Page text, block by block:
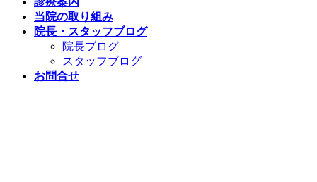
当院の取り組み
院長・スタッフブログ
院長ブログ
スタッフブログ
お問合せ